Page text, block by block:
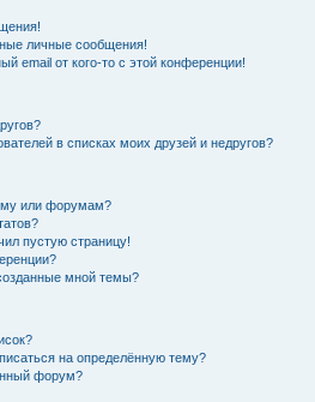
личные сообщения!
email от кого-то с этой конференции!
в списках моих друзей и недругов?
или форумам?
пустую страницу!
мной темы?
на определённую тему?
форум?